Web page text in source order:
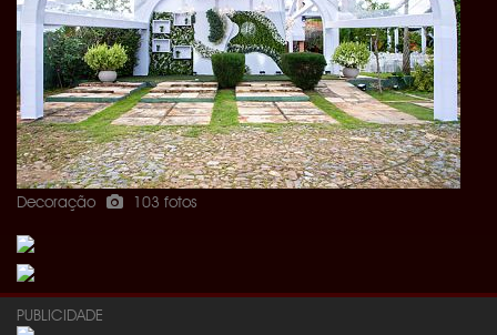
Decoração 103 fotos
PUBLICIDADE